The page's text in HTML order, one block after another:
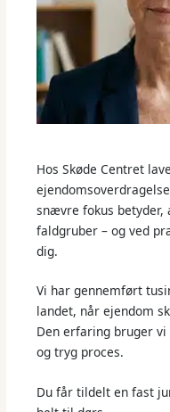
Hos Skøde Centret
snævre fokus betyder,
faldgruber – og ved
dig.
Vi har gennemført
landet, når ejendom
Den erfaring bruger
og tryg proces.
Du får tildelt en fast